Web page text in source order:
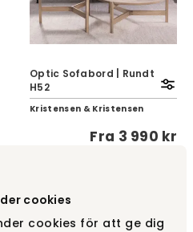
cookies
cookies för att ge dig
Optic Sofabord | Rundt
H52
Kristensen & Kristensen
Fra 3 990 kr
NYHED